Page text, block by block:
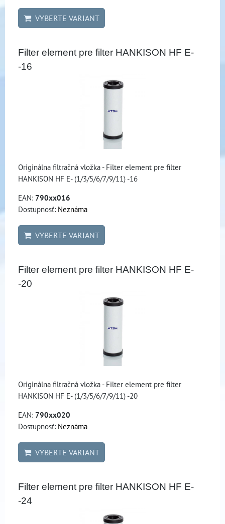
VYBERTE VARIANT
Filter element pre filter HANKISON HF E-
-16
Originálna filtračná vložka - Filter element pre filter
HANKISON HF E- (1/3/5/6/7/9/11) -16
EAN: 790xx016
Dostupnosť: Neznáma
VYBERTE VARIANT
Filter element pre filter HANKISON HF E-
-20
Originálna filtračná vložka - Filter element pre filter
HANKISON HF E- (1/3/5/6/7/9/11) -20
EAN: 790xx020
Dostupnosť: Neznáma
VYBERTE VARIANT
Filter element pre filter HANKISON HF E-
-24